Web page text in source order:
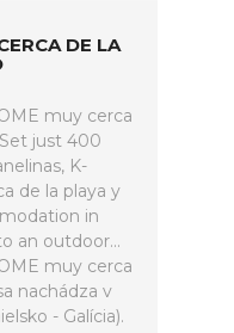
DE LA
muy cerca
just 400
K-
de la playa y
in
an outdoor...
muy cerca
nachádza v
- Galícia).